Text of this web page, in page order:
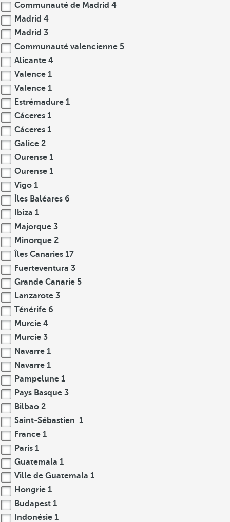
Communauté de Madrid 4
Madrid 4
Madrid 3
Communauté valencienne 5
Alicante 4
Valence 1
Valence 1
Estrémadure 1
Cáceres 1
Cáceres 1
Galice 2
Ourense 1
Ourense 1
Vigo 1
Îles Baléares 6
Ibiza 1
Majorque 3
Minorque 2
Îles Canaries 17
Fuerteventura 3
Grande Canarie 5
Lanzarote 3
Ténérife 6
Murcie 4
Murcie 3
Navarre 1
Navarre 1
Pampelune 1
Pays Basque 3
Bilbao 2
Saint-Sébastien 1
France 1
Paris 1
Guatemala 1
Ville de Guatemala 1
Hongrie 1
Budapest 1
Indonésie 1